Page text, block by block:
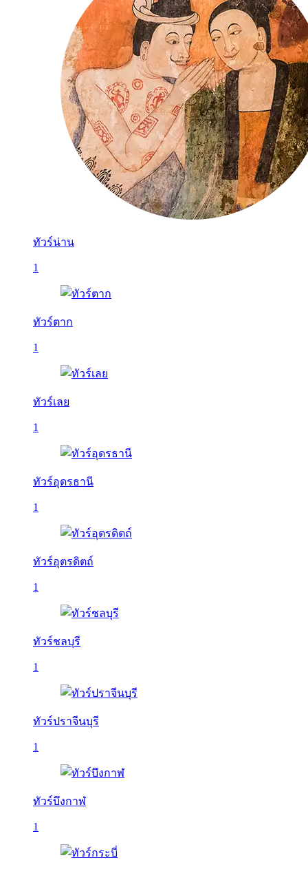
ทัวร์น่าน
1
ทัวร์ตาก
1
ทัวร์เลย
1
ทัวร์อุดรธานี
1
ทัวร์อุตรดิตถ์
1
ทัวร์ชลบุรี
1
ทัวร์ปราจีนบุรี
1
ทัวร์บึงกาฬ
1